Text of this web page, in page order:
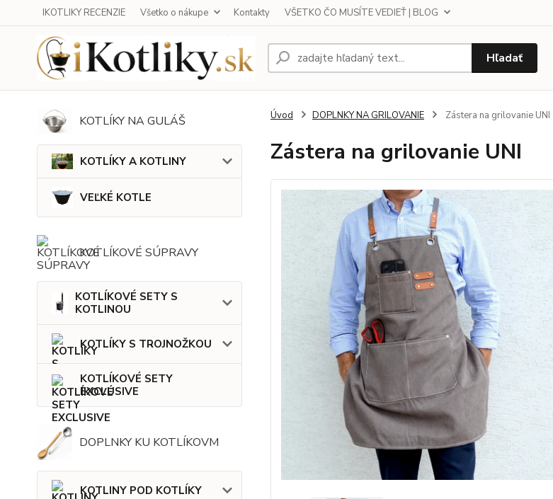
IKOTLIKY RECENZIE Všetko o nákupe Kontakty VŠETKO ČO MUSÍTE VEDIEŤ | BLOG
Hľadať
KOTLÍKY NA GULÁŠ
KOTLÍKY A KOTLINY
VEĽKÉ KOTLE
KOTLÍKOVÉ SÚPRAVY
KOTLÍKOVÉ SETY S
KOTLINOU
KOTLÍKY S TROJNOŽKOU
KOTLÍKOVÉ SETY
EXCLUSIVE
DOPLNKY KU KOTLÍKOVM
KOTLINY POD KOTLÍKY
Úvod DOPLNKY NA GRILOVANIE Zástera na grilovanie UNI
Zástera na grilovanie UNI